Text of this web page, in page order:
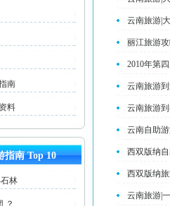
南
料
指南 Top 10
林
？
云南旅游|
丽江旅游
2010年第
云南旅游
云南旅游
云南自助
西双版纳
西双版纳
云南旅游|